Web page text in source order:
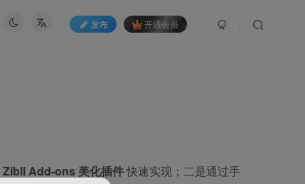
发布 开通会员
Zibll Add-ons 美化插件快速实现；二是通过手